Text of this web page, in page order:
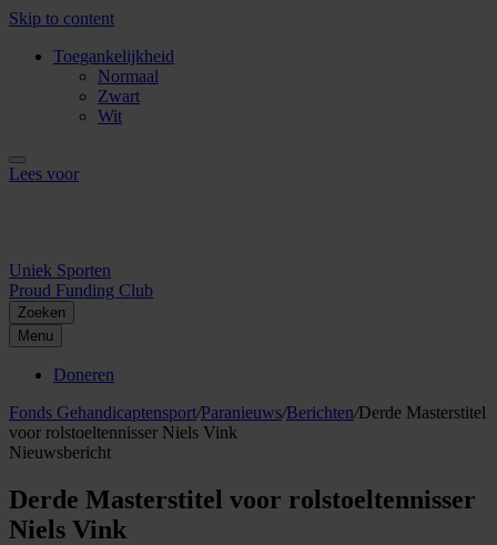
Skip to content
Toegankelijkheid
Normaal
Zwart
Wit
Lees voor
Uniek Sporten
Proud Funding Club
Zoeken
Menu
Doneren
Fonds Gehandicaptensport/Paranieuws/Berichten/Derde Masterstitel
voor rolstoeltennisser Niels Vink
Nieuwsbericht
Derde Masterstitel voor rolstoeltennisser
Niels Vink